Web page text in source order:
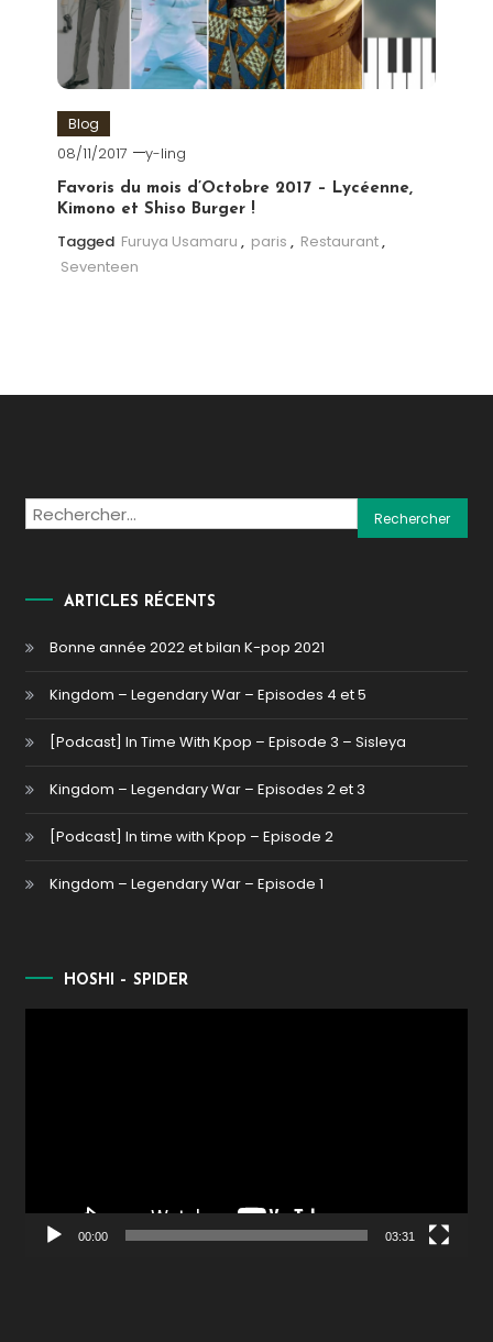
Blog
08/11/2017 y-ling
Favoris du mois d’Octobre 2017 – Lycéenne,
Kimono et Shiso Burger !
Tagged Furuya Usamaru , paris , Restaurant,
Seventeen
Rechercher :
ARTICLES RÉCENTS
Bonne année 2022 et bilan K-pop 2021
Kingdom – Legendary War – Episodes 4 et 5
[Podcast] In Time With Kpop – Episode 3 – Sisleya
Kingdom – Legendary War – Episodes 2 et 3
[Podcast] In time with Kpop – Episode 2
Kingdom – Legendary War – Episode 1
HOSHI – SPIDER
00:00 03:31